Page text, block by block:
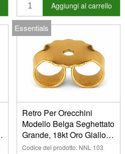
Aggiungi al carrello
Essentials
Retro Per Orecchini
Modello Belga Seghettato
Grande, 18kt Oro Giallo.
Rif. 07434, La Coppia
Codice del prodotto: NNL 103